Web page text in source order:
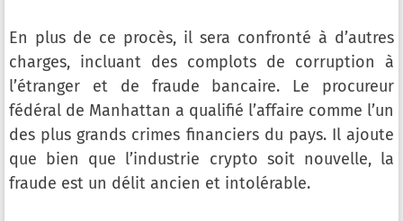
En plus de ce procès, il sera confronté à d’autres
charges, incluant des complots de corruption à
l’étranger et de fraude bancaire. Le procureur
fédéral de Manhattan a qualifié l’affaire comme l’un
des plus grands crimes financiers du pays. Il ajoute
que bien que l’industrie crypto soit nouvelle, la
fraude est un délit ancien et intolérable.